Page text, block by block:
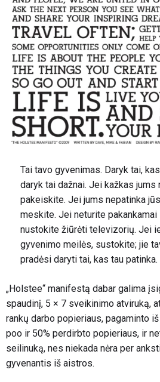
Tai tavo gyvenimas. Daryk tai,
daryk tai dažnai. Jei kažkas jums
pakeiskite. Jei jums nepatinka
meskite. Jei neturite pakankamai
nustokite žiūrėti televizorių. Jei
gyvenimo meilės, sustokite; jie
pradėsi daryti tai, kas tau patinka.
„Holstee“ manifestą dabar galima
spaudinį, 5 × 7 sveikinimo atviruką,
rankų darbo popieriaus, pagaminto
poo ir 50% perdirbto popieriaus, ir
seilinuką, nes niekada nėra per
gyvenantis iš aistros.